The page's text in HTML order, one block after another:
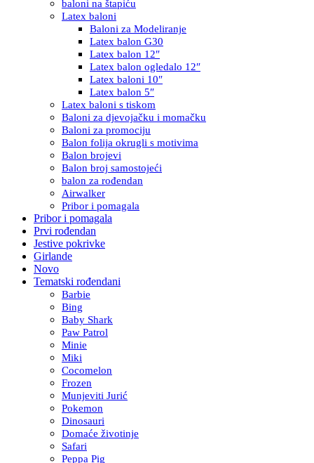
baloni na štapiću
Latex baloni
Baloni za Modeliranje
Latex balon G30
Latex balon 12″
Latex balon ogledalo 12″
Latex baloni 10″
Latex balon 5″
Latex baloni s tiskom
Baloni za djevojačku i momačku
Baloni za promociju
Balon folija okrugli s motivima
Balon brojevi
Balon broj samostojeći
balon za rođendan
Airwalker
Pribor i pomagala
Pribor i pomagala
Prvi rođendan
Jestive pokrivke
Girlande
Novo
Tematski rođendani
Barbie
Bing
Baby Shark
Paw Patrol
Minie
Miki
Cocomelon
Frozen
Munjeviti Jurić
Pokemon
Dinosauri
Domaće životinje
Safari
Peppa Pig